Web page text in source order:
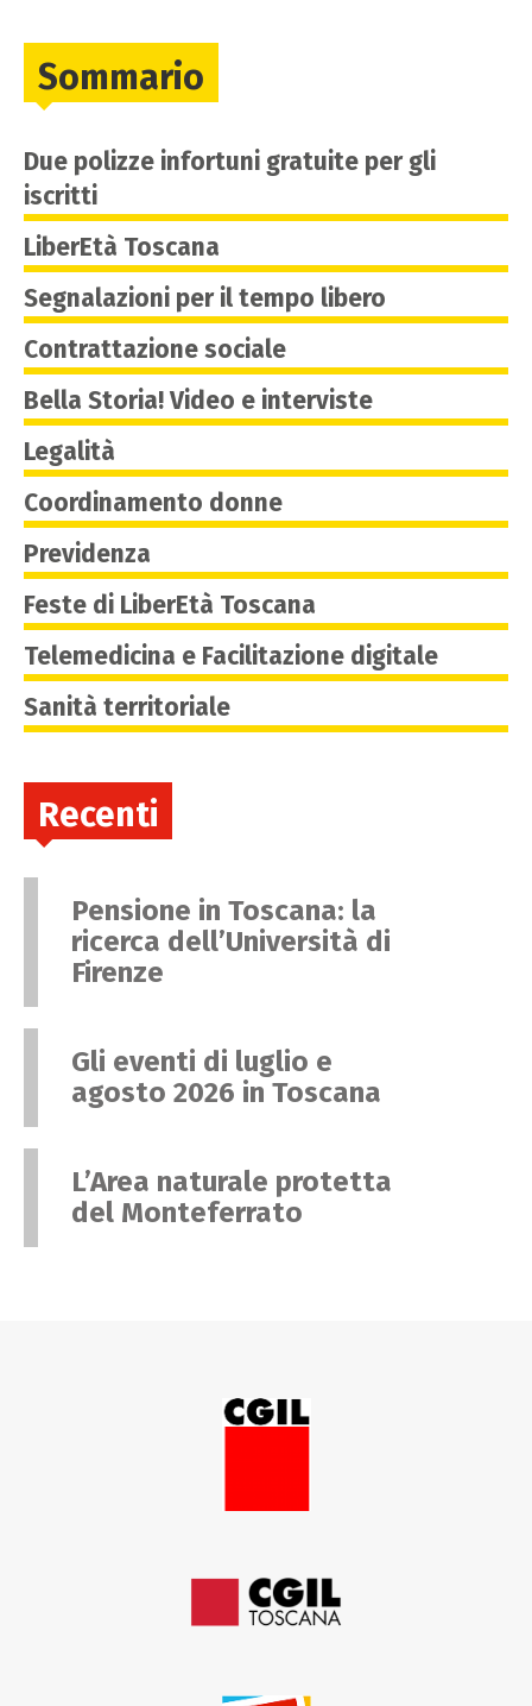
Sommario
Due polizze infortuni gratuite per gli
iscritti
LiberEtà Toscana
Segnalazioni per il tempo libero
Contrattazione sociale
Bella Storia! Video e interviste
Legalità
Coordinamento donne
Previdenza
Feste di LiberEtà Toscana
Telemedicina e Facilitazione digitale
Sanità territoriale
Recenti
Pensione in Toscana: la
ricerca dell’Università di
Firenze
Gli eventi di luglio e
agosto 2026 in Toscana
L’Area naturale protetta
del Monteferrato